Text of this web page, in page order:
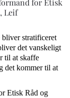
for Etisk
Leif
stratificeret
det vanskeligt
til at skaffe
det kommer til at
Etisk Råd og